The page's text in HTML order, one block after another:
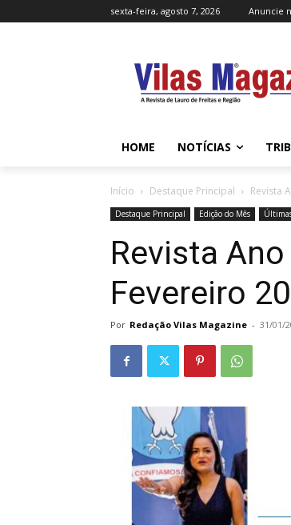
sexta-feira, agosto 7, 2026 Anuncie
HOME NOTÍCIAS
Início Destaque Principal Revista
Destaque Principal Edição do Mês
Revista
Fevereiro
Por Redação Vilas Magazine - 31/01/